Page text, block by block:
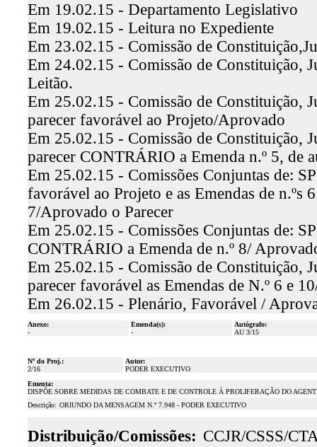
Em 19.02.15 - Departamento Legislativo
Em 19.02.15 - Leitura no Expediente
Em 23.02.15 - Comissão de
Em 24.02.15 - Comissão de Constituição,
Leitão.
Em 25.02.15 - Comissão de Constituição,
parecer favorável ao Projeto/Aprovado
Em 25.02.15 - Comissão de Constituição,
parecer CONTRÁRIO a Emenda n.º 5,
Em 25.02.15 - Comissões Conjuntas de:
favorável ao Projeto e as Emendas de n.ºs
7/Aprovado o Parecer
Em 25.02.15 - Comissões Conjuntas de:
CONTRÁRIO a Emenda de n.º 8/
Em 25.02.15 - Comissão de Constituição,
parecer favorável as Emendas de N.º 6 e
Em 26.02.15 - Plenário, Favorável /
Anexo:
-
Emenda(s):
-
Autógrafo:
AU 3/15
Nº do Proj.:
2/16
Autor:
PODER EXECUTIVO
Ementa:
DISPÕE SOBRE MEDIDAS DE COMBATE E DE CONTROLE À PROLIFERAÇÃO DO
Descrição: ORIUNDO DA MENSAGEM N.º 7.948 - PODER EXECUTIVO
Distribuição/Comissões: CCJR/CSSS/